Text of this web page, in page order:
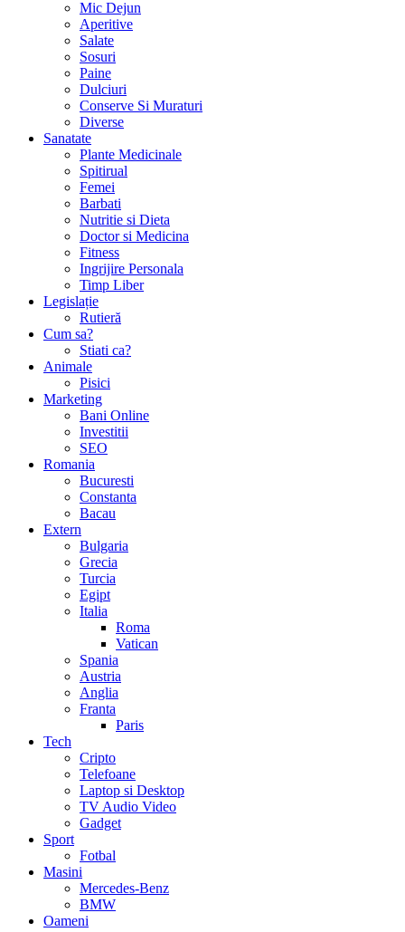
Mic Dejun
Aperitive
Salate
Sosuri
Paine
Dulciuri
Conserve Si Muraturi
Diverse
Sanatate
Plante Medicinale
Spitirual
Femei
Barbati
Nutritie si Dieta
Doctor si Medicina
Fitness
Ingrijire Personala
Timp Liber
Legislație
Rutieră
Cum sa?
Stiati ca?
Animale
Pisici
Marketing
Bani Online
Investitii
SEO
Romania
Bucuresti
Constanta
Bacau
Extern
Bulgaria
Grecia
Turcia
Egipt
Italia
Roma
Vatican
Spania
Austria
Anglia
Franta
Paris
Tech
Cripto
Telefoane
Laptop si Desktop
TV Audio Video
Gadget
Sport
Fotbal
Masini
Mercedes-Benz
BMW
Oameni